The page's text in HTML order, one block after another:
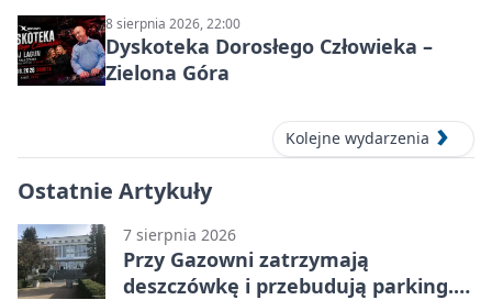
8 sierpnia 2026, 22:00
Dyskoteka Dorosłego Człowieka –
Zielona Góra
Kolejne wydarzenia
Ostatnie Artykuły
7 sierpnia 2026
Przy Gazowni zatrzymają
deszczówkę i przebudują parking.